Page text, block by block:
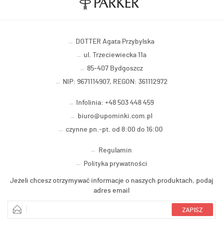
DOTTER Agata Przybylska
ul. Trzeciewiecka 11a
85-407 Bydgoszcz
NIP: 9671114907, REGON: 361112972
Infolinia: +48 503 448 459
biuro@upominki.com.pl
czynne pn.-pt. od 8:00 do 16:00
Regulamin
Polityka prywatności
Jeżeli chcesz otrzymywać informacje o naszych produktach, podaj
adres email